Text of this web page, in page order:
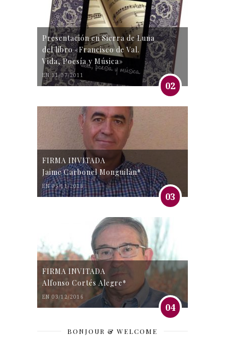
Presentación en Sierra de Luna
del libro «Francisco de Val.
Vida, Poesía y Música»
EN 31/07/2011
02
FIRMA INVITADA
Jaime Carbonel Monguilán*
EN 05/11/2016
03
FIRMA INVITADA
Alfonso Cortés Alegre*
EN 03/12/2016
04
BONJOUR & WELCOME